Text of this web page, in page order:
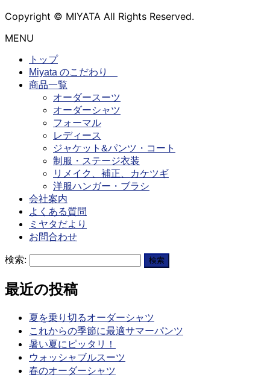
Copyright © MIYATA All Rights Reserved.
MENU
トップ
Miyata のこだわり
商品一覧
オーダースーツ
オーダーシャツ
フォーマル
レディース
ジャケット&パンツ・コート
制服・ステージ衣装
リメイク、補正、カケツギ
洋服ハンガー・ブラシ
会社案内
よくある質問
ミヤタだより
お問合わせ
検索:
最近の投稿
夏を乗り切るオーダーシャツ
これからの季節に最適サマーパンツ
暑い夏にピッタリ！
ウォッシャブルスーツ
春のオーダーシャツ